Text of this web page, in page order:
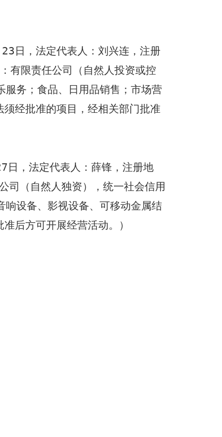
23 日，法定代表人：刘兴连，注册
有限责任公司（自然人投资或控
服务；食品、日用品销售；市场营
须经批准的项目，经相关部门批准
日，法定代表人：薛锋，注册地
司（自然人独资），统一社会信用
响设备、影视设备、可移动金属结
后方可开展经营活动。）